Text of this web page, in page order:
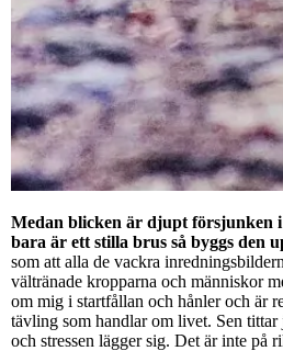
Medan blicken är djupt försjunken
bara är ett stilla brus så byggs den
som att alla de vackra
vältränade kropparna och människor
om mig i startfållan och hånler och är
tävling som handlar om livet. Sen tittar
och stressen lägger sig. Det är inte på